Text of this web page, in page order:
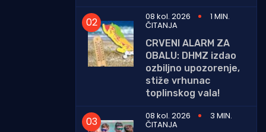
08 kol. 2026
1 MIN.
ČITANJA
CRVENI ALARM ZA
OBALU: DHMZ izdao
ozbiljno upozorenje,
stiže vrhunac
toplinskog vala!
08 kol. 2026
3 MIN.
ČITANJA